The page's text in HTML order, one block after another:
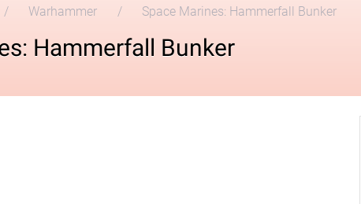
Warhammer Space Marines: Hammerfall Bunker
Hammerfall Bunker